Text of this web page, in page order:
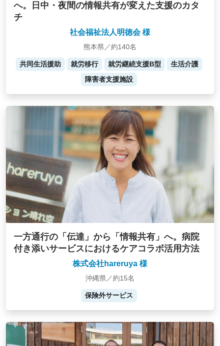
へ。日中・夜間の情報共有が変えた支援のカタ
チ
社会福祉法人明徳会 様
熊本県／約140名
共同生活援助 就労移行 就労継続支援B型
生活介護
障害者支援施設
一方通行の「伝達」から「情報共有」へ。病院
付き添いサービスにおけるケアコラボ活用方法
株式会社hareruya 様
沖縄県／約15名
保険外サービス